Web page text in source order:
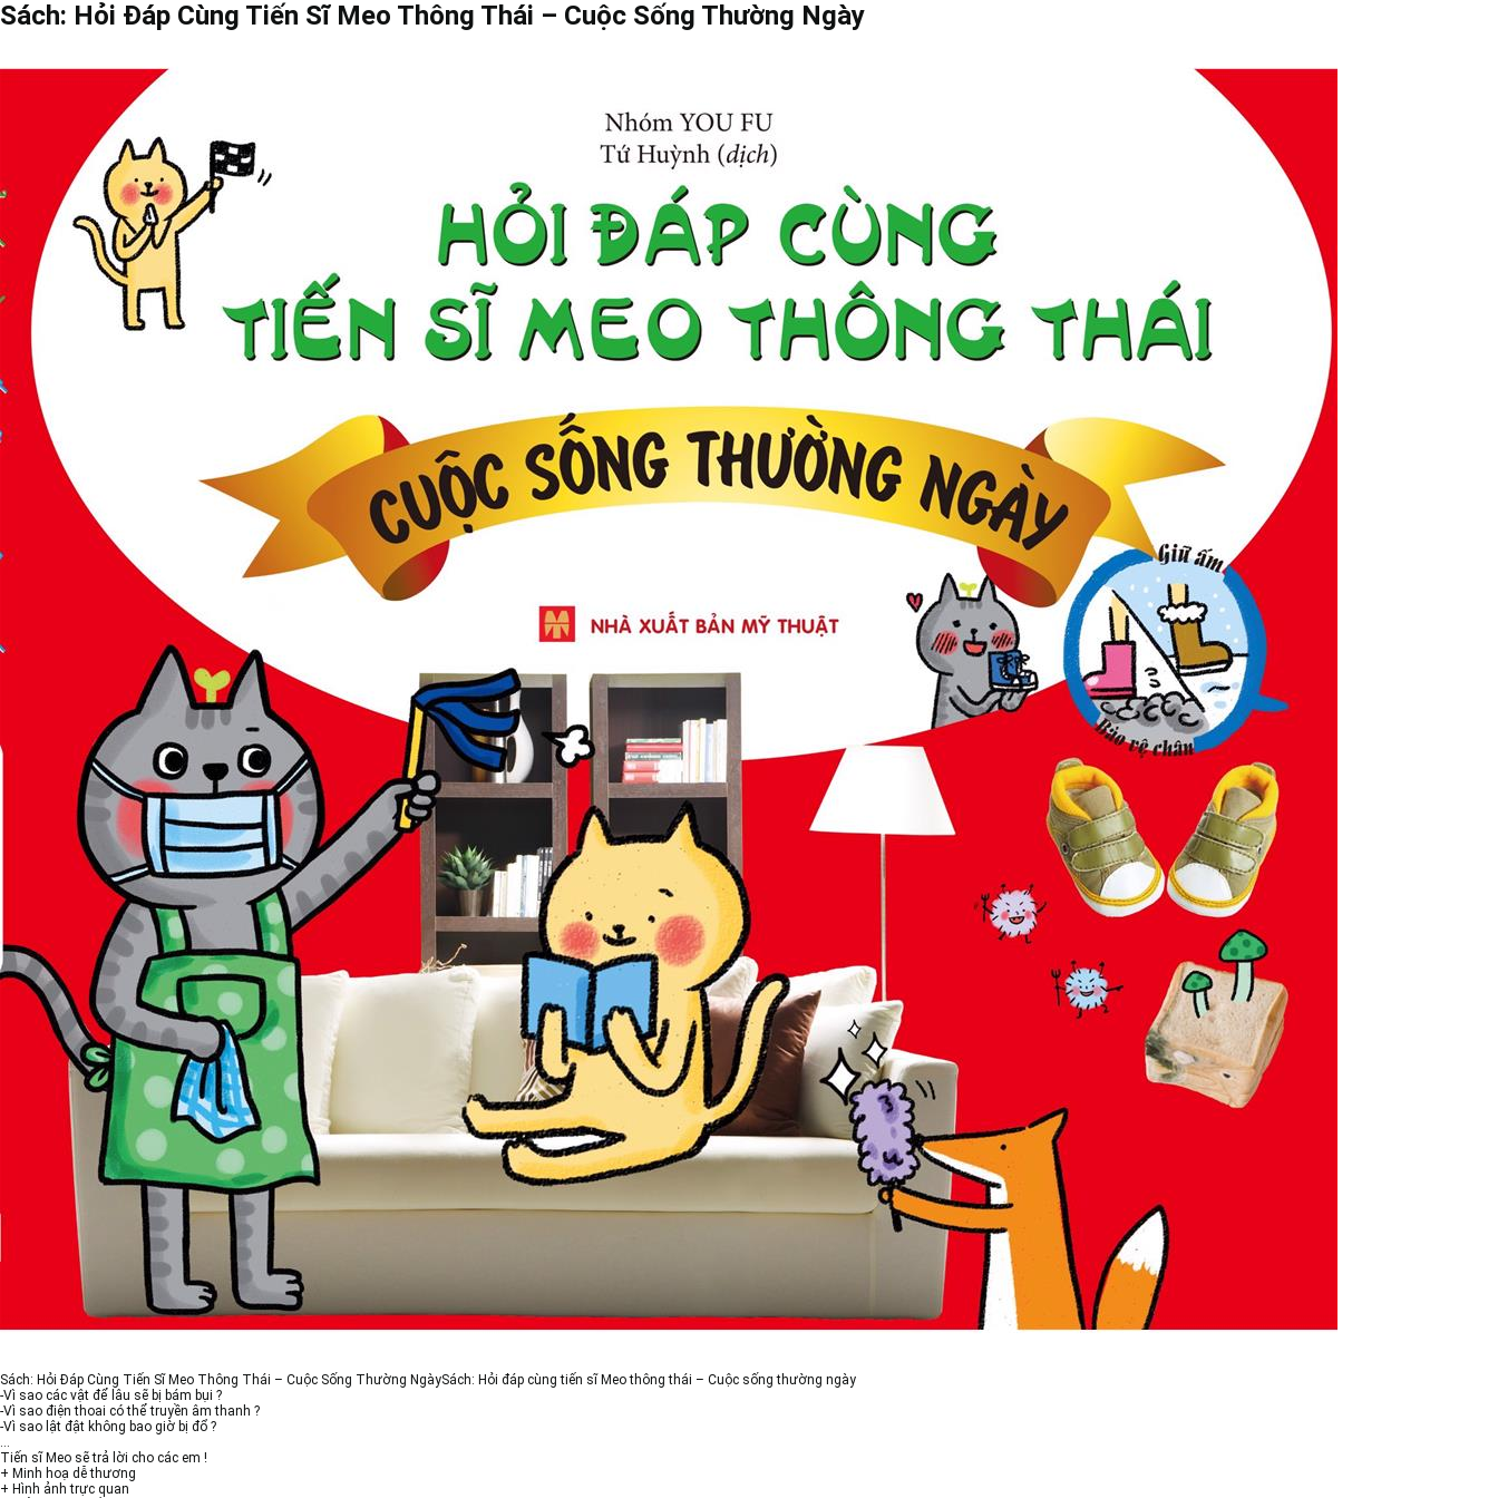
Sách: Hỏi Đáp Cùng Tiến Sĩ Meo Thông Thái – Cuộc Sống Thường Ngày
Sách: Hỏi Đáp Cùng Tiến Sĩ Meo Thông Thái – Cuộc Sống Thường NgàySách: Hỏi đáp cùng tiến sĩ Meo thông thái – Cuộc sống thường ngày
-Vì sao các vật để lâu sẽ bị bám bụi ?
-Vì sao điện thoai có thể truyền âm thanh ?
-Vì sao lật đật không bao giờ bị đổ ?
…
Tiến sĩ Meo sẽ trả lời cho các em !
+ Minh hoạ dễ thương
+ Hình ảnh trực quan